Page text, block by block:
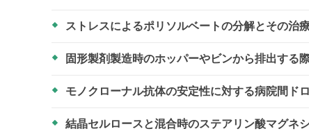
ストレスによるポリソルベートの分解とその治
固形製剤製造時のホッパーやビンから排出する
モノクローナル抗体の安定性に対する病院間ド
結晶セルロースと混合時のステアリン酸マグネ